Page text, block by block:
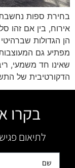
בחירת ספות
אירוח, בין אם זהו
הן הגדולות
מפתיע גם
שאינו חד משמעי,
הדקורטיבית של
בקרו
לתיאום